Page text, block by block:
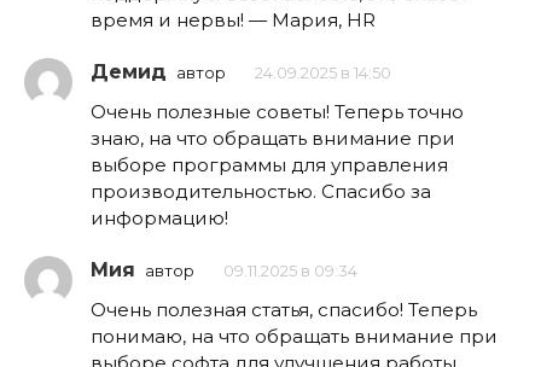
время и нервы! — Мария, HR
Демид автор 24.09.2025 в 14:50
Очень полезные советы! Теперь точно
знаю, на что обращать внимание при
выборе программы для управления
производительностью. Спасибо за
информацию!
Мия автор 09.11.2025 в 09:34
Очень полезная статья, спасибо! Теперь
понимаю, на что обращать внимание при